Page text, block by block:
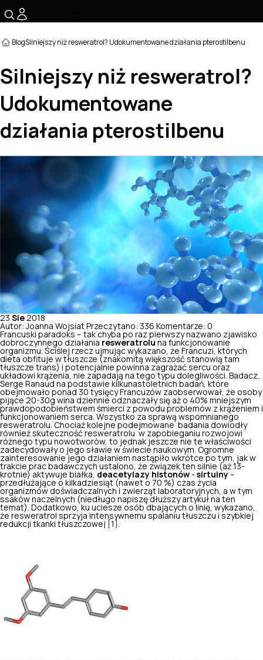
BlogSilniejszy niż resweratrol? Udokumentowane działania pterostilbenu
Silniejszy niż resweratrol?
Udokumentowane
działania pterostilbenu
23 Sie 2018
Autor: Joanna Wojsiat Przeczytano: 336 Komentarze: 0
Francuski paradoks – tak chyba po raz pierwszy nazwano zjawisko
dobroczynnego działania resweratrolu na funkcjonowanie
organizmu. Ściślej rzecz ujmując wykazano, że Francuzi, których
dieta obfituje w tłuszcze (znakomitą większość stanowią tam
tłuszcze trans) i potencjalnie powinna zagrażać sercu oraz
układowi krążenia, nie zapadają na tego typu dolegliwości. Badacz,
Serge Ranaud na podstawie kilkunastoletnich badań, które
obejmowało ponad 30 tysięcy Francuzów zaobserwował, że osoby
pijące 20-30g wina dziennie odznaczały się aż o 40% mniejszym
prawdopodobieństwem śmierci z powodu problemów z krążeniem i
funkcjonowaniem serca. Wszystko za sprawą wspomnianego
resweratrolu. Chociaż kolejne podejmowane badania dowiodły
również skuteczność resweratrolu w zapobieganiu rozwojowi
różnego typu nowotworów, to jednak jeszcze nie te właściwości
zadecydowały o jego sławie w świecie naukowym. Ogromne
zainteresowanie jego działaniem nastąpiło wkrótce po tym, jak w
trakcie prac badawczych ustalono, że związek ten silnie (aż 13-
krotnie) aktywuje białka, deacetylazy histonów - sirtuiny –
przedłużające o kilkadziesiąt (nawet o 70 %) czas życia
organizmów doświadczalnych i zwierząt laboratoryjnych, a w tym
ssaków naczelnych (niedługo napiszę dłuższy artykuł na ten
temat). Dodatkowo, ku uciesze osób dbających o linię, wykazano,
że resweratrol sprzyja intensywnemu spalaniu tłuszczu i szybkiej
redukcji tkanki tłuszczowej [1].